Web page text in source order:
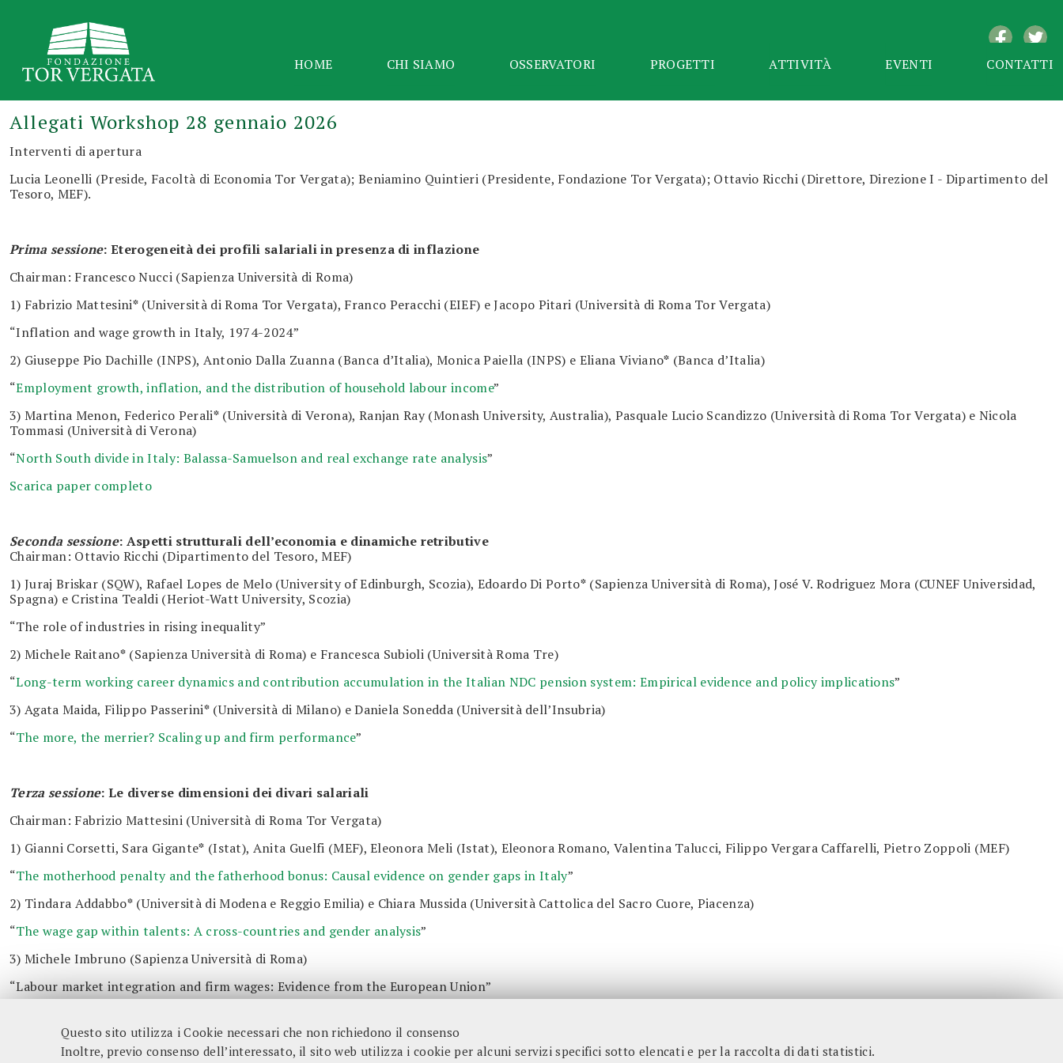
Questo sito utilizza i Cookie necessari che non richiedono il consenso
Inoltre, previo consenso dell’interessato, il sito web utilizza i cookie per alcuni servizi specifici sotto elencati e per la raccolta di dati statistici.
HOME CHI SIAMO OSSERVATORI PROGETTI ATTIVITÀ EVENTI CONTATTI
Allegati Workshop 28 gennaio 2026
Interventi di apertura
Lucia Leonelli (Preside, Facoltà di Economia Tor Vergata); Beniamino Quintieri (Presidente, Fondazione Tor Vergata); Ottavio Ricchi (Direttore, Direzione I - Dipartimento del
Tesoro, MEF).
Prima sessione: Eterogeneità dei profili salariali in presenza di inflazione
Chairman: Francesco Nucci (Sapienza Università di Roma)
1) Fabrizio Mattesini* (Università di Roma Tor Vergata), Franco Peracchi (EIEF) e Jacopo Pitari (Università di Roma Tor Vergata)
“Inflation and wage growth in Italy, 1974-2024”
2) Giuseppe Pio Dachille (INPS), Antonio Dalla Zuanna (Banca d’Italia), Monica Paiella (INPS) e Eliana Viviano* (Banca d’Italia)
“Employment growth, inflation, and the distribution of household labour income”
3) Martina Menon, Federico Perali*(Università di Verona), Ranjan Ray (Monash University, Australia), Pasquale Lucio Scandizzo (Università di Roma Tor Vergata) e Nicola
Tommasi (Università di Verona)
“North South divide in Italy: Balassa-Samuelson and real exchange rate analysis”
Scarica paper completo
Seconda sessione: Aspetti strutturali dell’economia e dinamiche retributive
Chairman: Ottavio Ricchi (Dipartimento del Tesoro, MEF)
1) Juraj Briskar (SQW), Rafael Lopes de Melo (University of Edinburgh, Scozia), Edoardo Di Porto* (Sapienza Università di Roma), José V. Rodriguez Mora (CUNEF Universidad,
Spagna) e Cristina Tealdi (Heriot-Watt University, Scozia)
“The role of industries in rising inequality”
2) Michele Raitano* (Sapienza Università di Roma) e Francesca Subioli (Università Roma Tre)
“Long-term working career dynamics and contribution accumulation in the Italian NDC pension system: Empirical evidence and policy implications”
3) Agata Maida, Filippo Passerini*(Università di Milano) e Daniela Sonedda (Università dell’Insubria)
“The more, the merrier? Scaling up and firm performance”
Terza sessione: Le diverse dimensioni dei divari salariali
Chairman: Fabrizio Mattesini (Università di Roma Tor Vergata)
1) Gianni Corsetti, Sara Gigante* (Istat), Anita Guelfi (MEF), Eleonora Meli (Istat), Eleonora Romano, Valentina Talucci, Filippo Vergara Caffarelli, Pietro Zoppoli (MEF)
“The motherhood penalty and the fatherhood bonus: Causal evidence on gender gaps in Italy”
2) Tindara Addabbo* (Università di Modena e Reggio Emilia) e Chiara Mussida (Università Cattolica del Sacro Cuore, Piacenza)
“The wage gap within talents: A cross-countries and gender analysis”
3) Michele Imbruno (Sapienza Università di Roma)
“Labour market integration and firm wages: Evidence from the European Union”
Fondazione Tor Vergata